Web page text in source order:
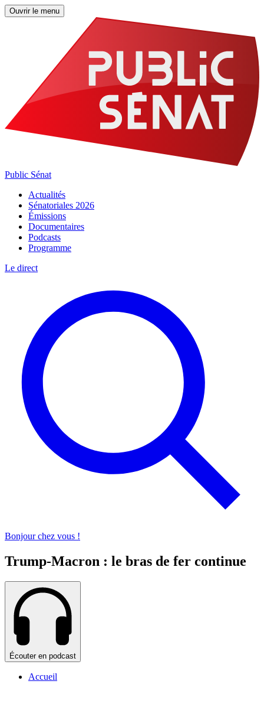
Ouvrir le menu
Public Sénat
Actualités
Sénatoriales 2026
Émissions
Documentaires
Podcasts
Programme
Le direct
Bonjour chez vous !
Trump-Macron : le bras de fer continue
Écouter en podcast
Accueil